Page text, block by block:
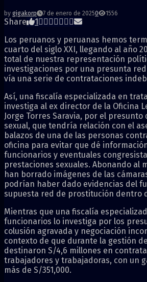
by gigakorp 7 de enero de 20250 1556
Share
1
Los peruanos y peruanas hemos
cuarto del siglo XXI, llegando al año
total de nuestra representación
investigaciones por una presunta
vía una serie de contrataciones
Así, una fiscalía especializada en
investiga al ex director de la Oficina
Jorge Torres Saravia, por el
sexual, que tendría relación con el
balazos de una de las personas
oficina para evitar que dé
funcionarios y eventuales
prestaciones sexuales. Abonando al
han borrado imágenes de las
podrían haber dado evidencias del
supuesta red de prostitución dentro
Mientras que una fiscalía
funcionarios lo investiga por los
colusión agravada y negociación
contexto de que durante la gestión
destinaron S/4,6 millones en
trabajadores y trabajadoras, con un
más de S/351,000.